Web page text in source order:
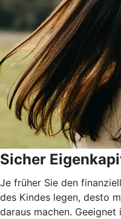
Sicher
Je früher Sie den
des Kindes legen, desto
daraus machen.